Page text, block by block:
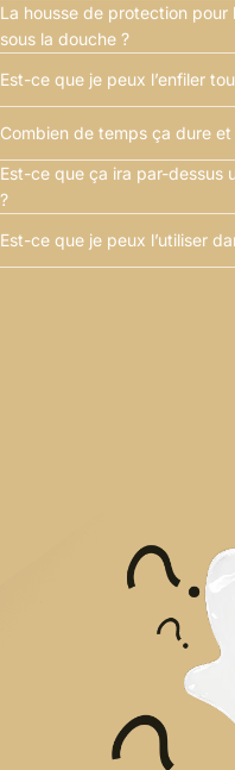
La housse de protection
sous la douche ?
Est-ce que je peux l’enfiler
Combien de temps ça dure
Est-ce que ça ira par-dessus
?
Est-ce que je peux l’utiliser